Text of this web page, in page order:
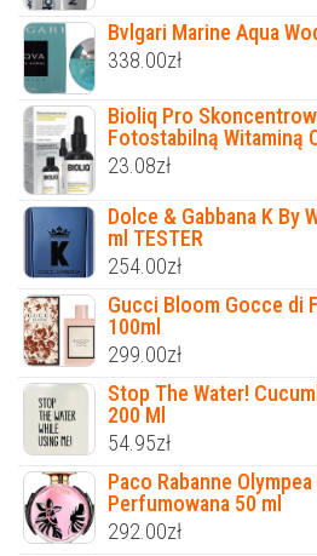
Bvlgari Marine Aqua
338.00zł
Bioliq Pro
Fotostabilną Witaminą
23.08zł
Dolce & Gabbana K By
ml TESTER
254.00zł
Gucci Bloom Gocce di
100ml
299.00zł
Stop The Water!
200 Ml
54.95zł
Paco Rabanne
Perfumowana 50 ml
292.00zł